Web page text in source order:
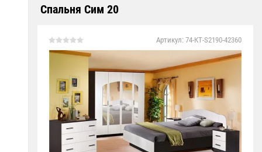
Спальня Сим 20
Артикул: 74-КТ-S2190-42360